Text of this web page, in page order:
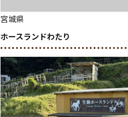
宮城県
ホースランドわたり